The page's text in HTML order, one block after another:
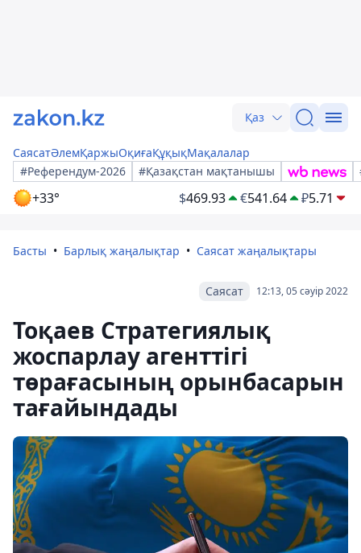
Қаз
СаясатӘлемҚаржыОқиғаҚұқықМақалалар
#Референдум-2026
#Қазақстан мақтанышы
+33° $469.93 €541.64 ₽5.71
Басты Барлық жаңалықтар Саясат жаңалықтары
12:13, 05 сәуір 2022
Саясат
Тоқаев Стратегиялық
жоспарлау агенттігі
төрағасының орынбасарын
тағайындады